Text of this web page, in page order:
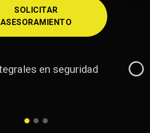
SOLICITAR
ASESORAMIENTO
ASESORAMIENTO